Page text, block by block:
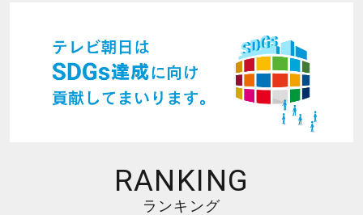
RANKING
ランキング